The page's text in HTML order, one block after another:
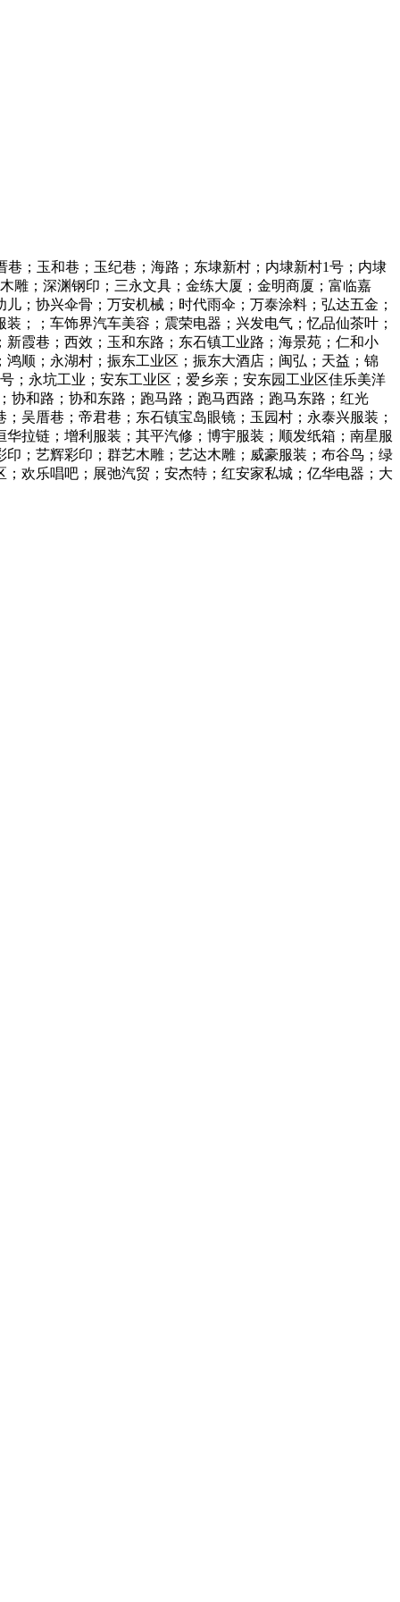
；玉和巷；玉纪巷；海路；东埭新村；内埭新村1号；内埭
雕；深渊钢印；三永文具；金练大厦；金明商厦；富临嘉
；协兴伞骨；万安机械；时代雨伞；万泰涂料；弘达五金；
；；车饰界汽车美容；震荣电器；兴发电气；忆品仙茶叶；
霞巷；西效；玉和东路；东石镇工业路；海景苑；仁和小
顺；永湖村；振东工业区；振东大酒店；闽弘；天益；锦
；永坑工业；安东工业区；爱乡亲；安东园工业区佳乐美洋
协和路；协和东路；跑马路；跑马西路；跑马东路；红光
吴厝巷；帝君巷；东石镇宝岛眼镜；玉园村；永泰兴服装；
拉链；增利服装；其平汽修；博宇服装；顺发纸箱；南星服
；艺辉彩印；群艺木雕；艺达木雕；威豪服装；布谷鸟；绿
欢乐唱吧；展弛汽贸；安杰特；红安家私城；亿华电器；大